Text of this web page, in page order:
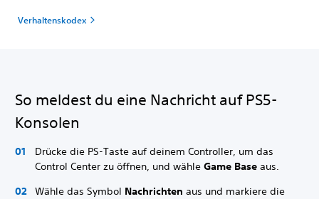
Verhaltenskodex
So meldest du eine Nachricht auf PS5-
Konsolen
Drücke die PS-Taste auf deinem Controller, um das
Control Center zu öffnen, und wähle Game Base aus.
Wähle das Symbol Nachrichten aus und markiere die